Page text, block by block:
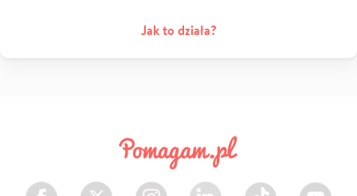
Jak to działa?
Facebook Twitter Instagram LinkedIn TikTok Youtube